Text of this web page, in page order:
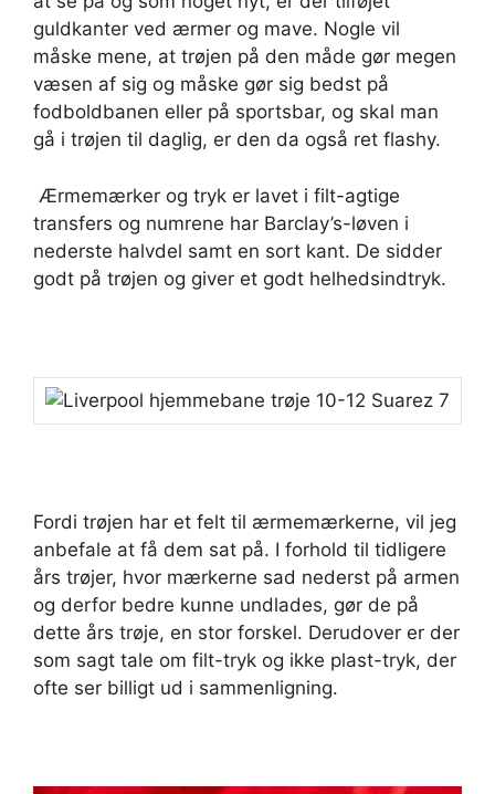
guldkanter ved ærmer og mave. Nogle vil
måske mene, at trøjen på den måde gør megen
væsen af sig og måske gør sig bedst på
fodboldbanen eller på sportsbar, og skal man
gå i trøjen til daglig, er den da også ret flashy.
Ærmemærker og tryk er lavet i filt-agtige
transfers og numrene har Barclay’s-løven i
nederste halvdel samt en sort kant. De sidder
godt på trøjen og giver et godt helhedsindtryk.
Fordi trøjen har et felt til ærmemærkerne, vil jeg
anbefale at få dem sat på. I forhold til tidligere
års trøjer, hvor mærkerne sad nederst på armen
og derfor bedre kunne undlades, gør de på
dette års trøje, en stor forskel. Derudover er der
som sagt tale om filt-tryk og ikke plast-tryk, der
ofte ser billigt ud i sammenligning.